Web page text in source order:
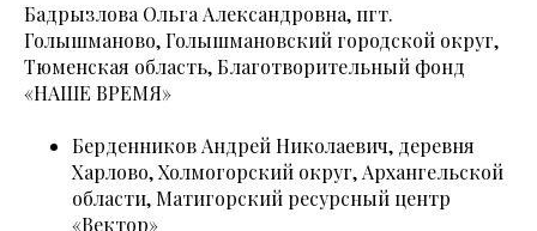
Бадрызлова Ольга Александровна, пгт.
Голышманово, Голышмановский городской округ,
Тюменская область, Благотворительный фонд
«НАШЕ ВРЕМЯ»
Берденников Андрей Николаевич, деревня
Харлово, Холмогорский округ, Архангельской
области, Матигорский ресурсный центр
«Вектор»